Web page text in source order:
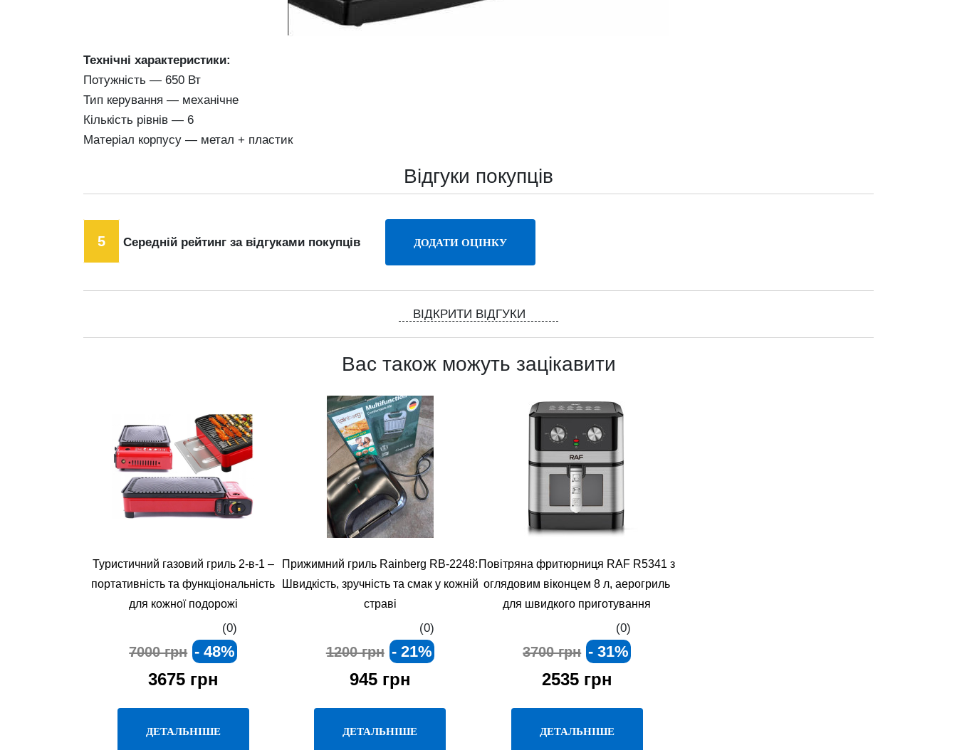
Технічні характеристики:
Потужність — 650 Вт
Тип керування — механічне
Кількість рівнів — 6
Матеріал корпусу — метал + пластик
Відгуки покупців
5 Середній рейтинг за відгуками покупців
ВІДКРИТИ ВІДГУКИ
Вас також можуть зацікавити
Туристичний газовий гриль 2-в-1 –
портативність та функціональність
для кожної подорожі
(0)
7000 грн - 48%
3675 грн
ДЕТАЛЬНІШЕ
Прижимний гриль Rainberg RB-2248:
Швидкість, зручність та смак у кожній
страві
(0)
1200 грн - 21%
945 грн
ДЕТАЛЬНІШЕ
Повітряна фритюрниця RAF R5341 з
оглядовим віконцем 8 л, аерогриль
для швидкого приготування
(0)
3700 грн - 31%
2535 грн
ДЕТАЛЬНІШЕ